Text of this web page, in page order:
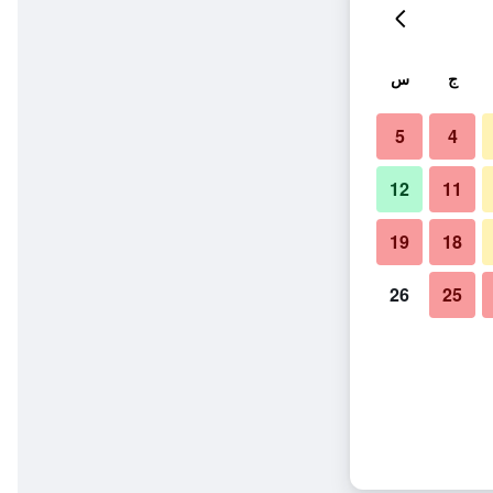
ج س
4
5
11
12
18
19
25
26